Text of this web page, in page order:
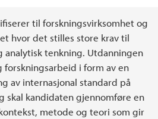
til forskningsvirksomhet og
hvor det stilles store krav til
analytisk tenkning. Utdanningen
i form av en
av internasjonal standard på
skal kandidaten gjennomføre en
metode og teori som gir